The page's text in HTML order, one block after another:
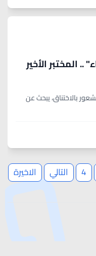
زيدون الحديد يكتب: "السويداء" .. المختبر الأخير
بالاختناق، يبحث عن
4 التالي الاخيرة